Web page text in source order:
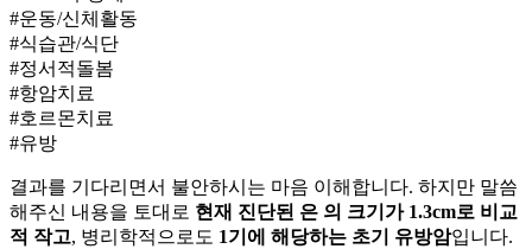
#운동/신체활동
#식습관/식단
#정서적돌봄
#항암치료
#호르몬치료
#유방
결과를 기다리면서 불안하시는 마음 이해합니다. 하지만 말씀
해주신 내용을 토대로 현재 진단된 은 의 크기가 1.3cm로 비교
적 작고, 병리학적으로도 1기에 해당하는 초기 유방암입니다.